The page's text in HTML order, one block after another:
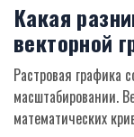
Какая
векторной
Растровая графика
масштабировании.
математических